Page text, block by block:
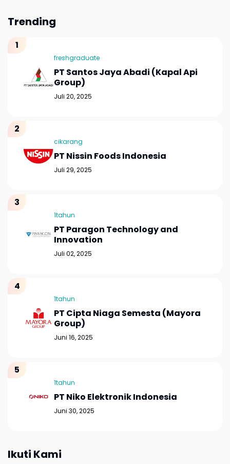
Trending
freshgraduate
PT Santos Jaya Abadi (Kapal Api
Group)
Juli 20, 2025
cikarang
PT Nissin Foods Indonesia
Juli 29, 2025
1tahun
PT Paragon Technology and
Innovation
Juli 02, 2025
1tahun
PT Cipta Niaga Semesta (Mayora
Group)
Juni 16, 2025
1tahun
PT Niko Elektronik Indonesia
Juni 30, 2025
Ikuti Kami